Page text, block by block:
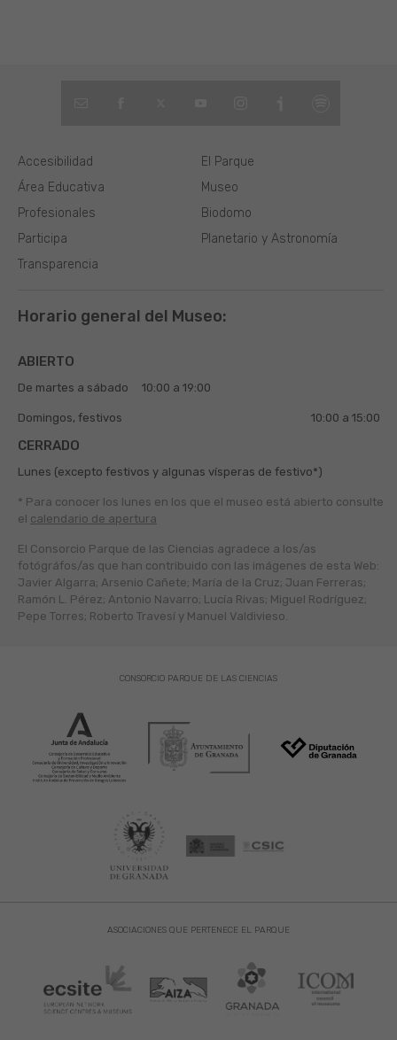
El Parque
Museo
Biodomo
Planetario y Astronomía
Área Educativa
Profesionales
Participa
Transparencia
Accesibilidad
Horario general del Museo:
ABIERTO
De martes a sábado 10:00 a 19:00
Domingos, festivos 10:00 a 15:00
CERRADO
Lunes (excepto festivos y algunas vísperas de festivo*)
* Para conocer los lunes en los que el museo está abierto consulte
el calendario de apertura
El Consorcio Parque de las Ciencias agradece a los/as
fotógráfos/as que han contribuido con las imágenes de esta Web:
Javier Algarra; Arsenio Cañete; María de la Cruz; Juan Ferreras;
Ramón L. Pérez; Antonio Navarro; Lucía Rivas; Miguel Rodríguez;
Pepe Torres; Roberto Travesí y Manuel Valdivieso.
ASOCIACIONES QUE PERTENECE EL PARQUE
CONSORCIO PARQUE DE LAS CIENCIAS